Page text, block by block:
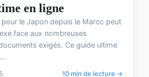
en ligne
pour le Japon depuis le Maroc peut
face aux nombreuses
exigés. Ce guide ultime
10 min de lecture →